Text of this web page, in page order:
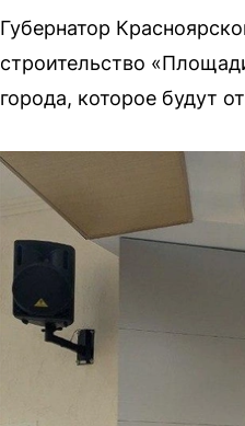
Губернатор
строительство
города, которое будут